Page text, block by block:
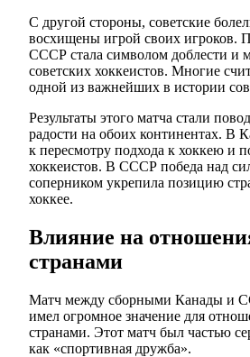
С другой стороны, советские
восхищены игрой своих игроков.
СССР стала символом доблести и
советских хоккеистов. Многие
одной из важнейших в истории
Результаты этого матча стали
радости на обоих континентах. В
к пересмотру подхода к хоккею и
хоккеистов. В СССР победа над
соперником укрепила позицию
хоккее.
Влияние на
странами
Матч между сборными Канады и
имел огромное значение для
странами. Этот матч был частью
как «спортивная дружба».